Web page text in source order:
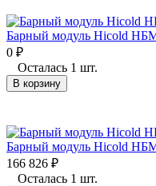
Барный модуль Hicold
0 ₽
Осталась 1 шт.
В корзину
Барный модуль Hicold
166 826 ₽
Осталась 1 шт.